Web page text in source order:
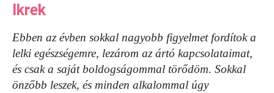
Ikrek
Ebben az évben sokkal nagyobb figyelmet fordítok a
lelki egészségemre, lezárom az ártó kapcsolataimat,
és csak a saját boldogságommal törődöm. Sokkal
önzőbb leszek, és minden alkalommal úgy